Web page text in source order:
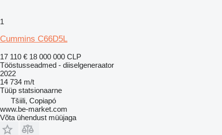
1
Cummins C66D5L
17 110 € 18 000 000 CLP
Tööstusseadmed - diiselgeneraator
2022
14 734 m/t
Tüüp statsionaarne
Tšiili, Copiapó
www.be-market.com
Võta ühendust müüjaga